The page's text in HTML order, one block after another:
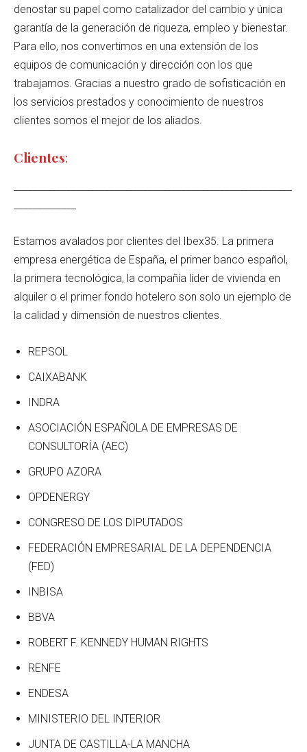
denostar su papel como catalizador del cambio y única
garantía de la generación de riqueza, empleo y bienestar.
Para ello, nos convertimos en una extensión de los
equipos de comunicación y dirección con los que
trabajamos. Gracias a nuestro grado de sofisticación en
los servicios prestados y conocimiento de nuestros
clientes somos el mejor de los aliados.
Clientes:
Estamos avalados por clientes del Ibex35. La primera
empresa energética de España, el primer banco español,
la primera tecnológica, la compañía líder de vivienda en
alquiler o el primer fondo hotelero son solo un ejemplo de
la calidad y dimensión de nuestros clientes.
REPSOL
CAIXABANK
INDRA
ASOCIACIÓN ESPAÑOLA DE EMPRESAS DE
CONSULTORÍA (AEC)
GRUPO AZORA
OPDENERGY
CONGRESO DE LOS DIPUTADOS
FEDERACIÓN EMPRESARIAL DE LA DEPENDENCIA
(FED)
INBISA
BBVA
ROBERT F. KENNEDY HUMAN RIGHTS
RENFE
ENDESA
MINISTERIO DEL INTERIOR
JUNTA DE CASTILLA-LA MANCHA